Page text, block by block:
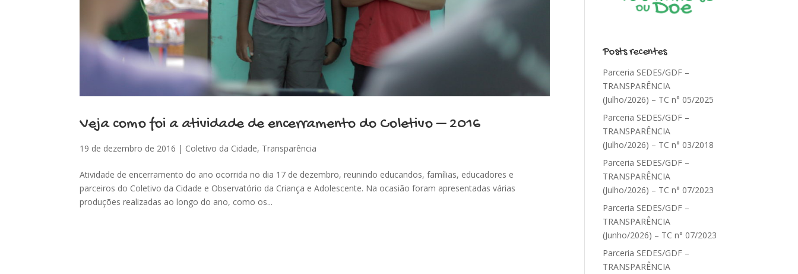
Veja como foi a atividade de encerramento do Coletivo – 2016
19 de dezembro de 2016 | Coletivo da Cidade, Transparência
Atividade de encerramento do ano ocorrida no dia 17 de dezembro, reunindo educandos, famílias, educadores e
parceiros do Coletivo da Cidade e Observatório da Criança e Adolescente. Na ocasião foram apresentadas várias
produções realizadas ao longo do ano, como os...
Posts recentes
Parceria SEDES/GDF –
TRANSPARÊNCIA
(Julho/2026) – TC n° 05/2025
Parceria SEDES/GDF –
TRANSPARÊNCIA
(Julho/2026) – TC n° 03/2018
Parceria SEDES/GDF –
TRANSPARÊNCIA
(Julho/2026) – TC n° 07/2023
Parceria SEDES/GDF –
TRANSPARÊNCIA
(Junho/2026) – TC n° 07/2023
Parceria SEDES/GDF –
TRANSPARÊNCIA